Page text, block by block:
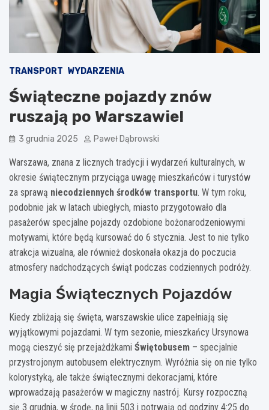
TRANSPORT WYDARZENIA
Świąteczne pojazdy znów
ruszają po Warszawie!
3 grudnia 2025 Paweł Dąbrowski
Warszawa, znana z licznych tradycji i wydarzeń kulturalnych, w
okresie świątecznym przyciąga uwagę mieszkańców i turystów
za sprawą niecodziennych środków transportu. W tym roku,
podobnie jak w latach ubiegłych, miasto przygotowało dla
pasażerów specjalne pojazdy ozdobione bożonarodzeniowymi
motywami, które będą kursować do 6 stycznia. Jest to nie tylko
atrakcja wizualna, ale również doskonała okazja do poczucia
atmosfery nadchodzących świąt podczas codziennych podróży.
Magia Świątecznych Pojazdów
Kiedy zbliżają się święta, warszawskie ulice zapełniają się
wyjątkowymi pojazdami. W tym sezonie, mieszkańcy Ursynowa
mogą cieszyć się przejażdżkami Świętobusem – specjalnie
przystrojonym autobusem elektrycznym. Wyróżnia się on nie tylko
kolorystyką, ale także świątecznymi dekoracjami, które
wprowadzają pasażerów w magiczny nastrój. Kursy rozpoczną
się 3 grudnia, w środę, na linii 503 i potrwają od godziny 4:25 do